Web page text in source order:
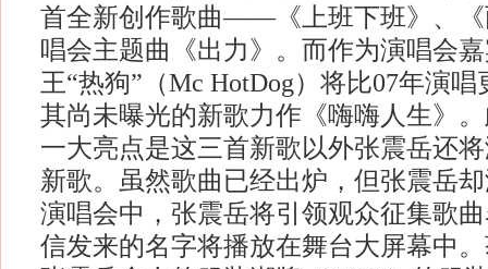
首全新创作歌曲——《上班下班》、《
唱会主题曲《出力》。而作为演唱会
王“热狗”（Mc HotDog）将比07年演
其尚未曝光的新歌力作《嗨嗨人生》
一大亮点是这三首新歌以外张震岳还
新歌。虽然歌曲已经出炉，但张震岳
演唱会中，张震岳将引领观众征集歌
信发来的名字将播放在舞台大屏幕中